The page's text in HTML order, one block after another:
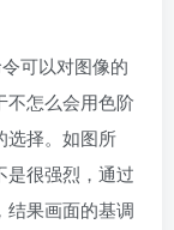
可以对图像的
不怎么会用色阶
选择。如图所
是很强烈，通过
结果画面的基调